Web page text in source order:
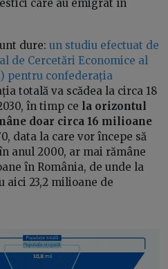
care au emigrat în
dure: un studiu efectuat de
de Cercetări Economice al
pentru confederația
totală va scădea la circa 18
în timp ce la orizontul
doar circa 16 milioane
data la care vor începe să
anul 2000, ar mai rămâne
în România, de unde la
aici 23,2 milioane de